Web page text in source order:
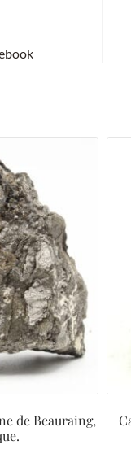
de Beauraing,